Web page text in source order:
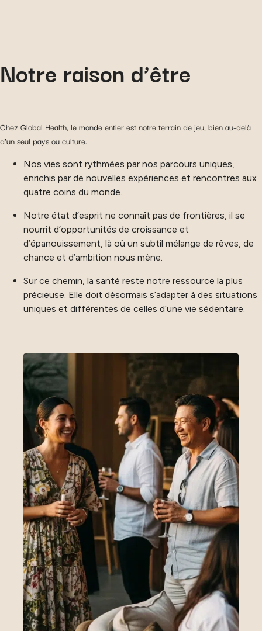
Notre raison d’être
Chez Global Health, le monde entier est notre terrain de jeu, bien au-delà
d’un seul pays ou culture.
Nos vies sont rythmées par nos parcours uniques,
enrichis par de nouvelles expériences et rencontres aux
quatre coins du monde.
Notre état d’esprit ne connaît pas de frontières, il se
nourrit d’opportunités de croissance et
d’épanouissement, là où un subtil mélange de rêves, de
chance et d’ambition nous mène.
Sur ce chemin, la santé reste notre ressource la plus
précieuse. Elle doit désormais s’adapter à des situations
uniques et différentes de celles d’une vie sédentaire.